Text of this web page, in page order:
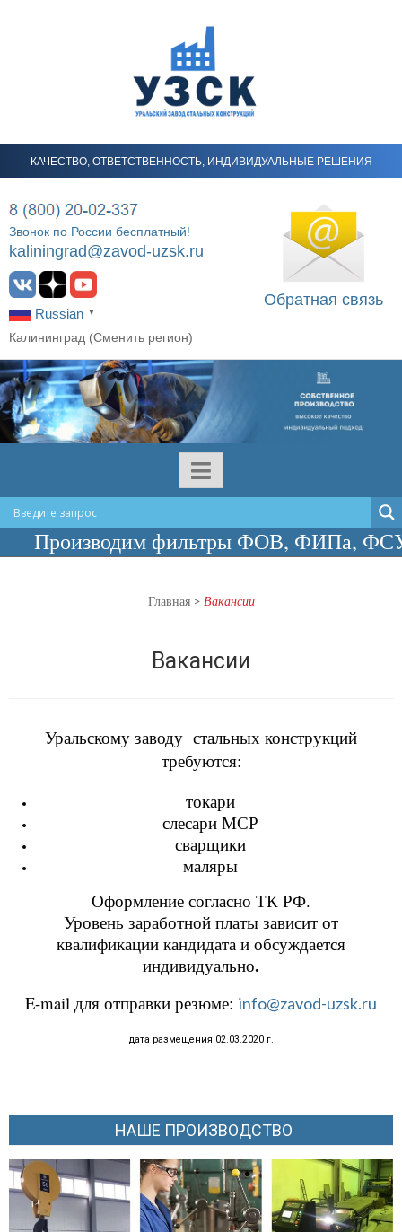
КАЧЕСТВО, ОТВЕТСТВЕННОСТЬ, ИНДИВИДУАЛЬНЫЕ РЕШЕНИЯ
Звонок по России бесплатный!
kaliningrad@zavod-uzsk.ru
Russian ▼
Обратная связь
Калининград (Сменить регион)
фильтры ФОВ, ФИПа, ФСУ,
Главная > Вакансии
Вакансии
Уральскому заводу стальных конструкций
требуются:
токари
слесари МСР
сварщики
маляры
Оформление согласно ТК РФ.
Уровень заработной платы зависит от
квалификации кандидата и обсуждается
индивидуально.
E-mail для отправки резюме: info@zavod-uzsk.ru
дата размещения 02.03.2020 г.
НАШЕ ПРОИЗВОДСТВО